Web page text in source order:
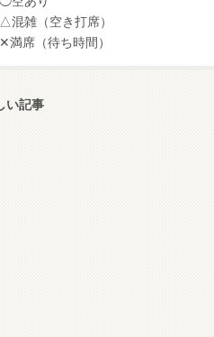
△混雑（空き打席）
✕満席（待ち時間）
い記事